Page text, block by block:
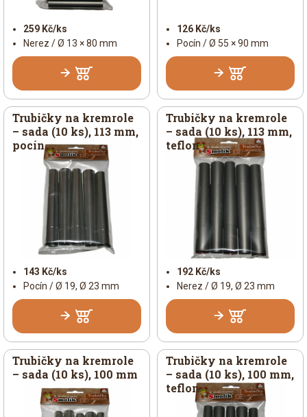
259 Kč/ks
Nerez / Ø 13 × 80 mm
126 Kč/ks
Pocín / Ø 55 × 90 mm
Trubičky na kremrole
– sada (10 ks), 113 mm,
pocín
143 Kč/ks
Pocín / Ø 19, Ø 23 mm
Trubičky na kremrole
– sada (10 ks), 113 mm,
teflon
192 Kč/ks
Nerez / Ø 19, Ø 23 mm
Trubičky na kremrole
– sada (10 ks), 100 mm
Trubičky na kremrole
– sada (10 ks), 100 mm,
teflon